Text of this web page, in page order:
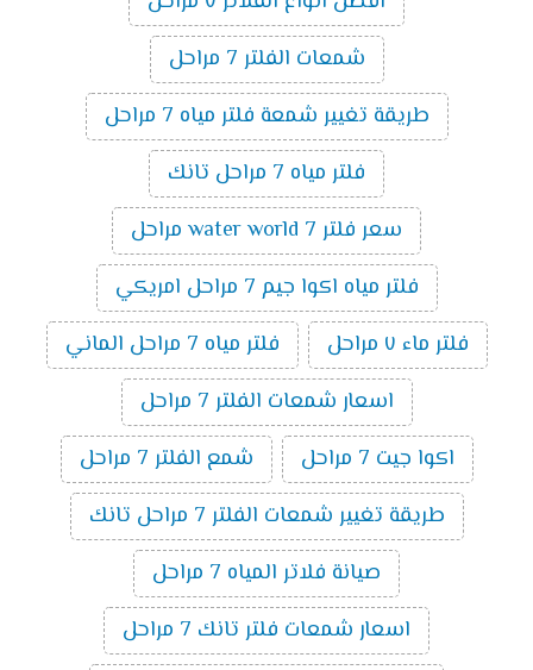
شمعات الفلتر 7 مراحل
طريقة تغيير شمعة فلتر مياه 7 مراحل
فلتر مياه 7 مراحل تانك
سعر فلتر water world 7 مراحل
فلتر مياه اكوا جيم 7 مراحل امريكي
فلتر ماء ٧ مراحل
فلتر مياه 7 مراحل الماني
اسعار شمعات الفلتر 7 مراحل
اكوا جيت 7 مراحل
شمع الفلتر 7 مراحل
طريقة تغيير شمعات الفلتر 7 مراحل تانك
صيانة فلاتر المياه 7 مراحل
اسعار شمعات فلتر تانك 7 مراحل